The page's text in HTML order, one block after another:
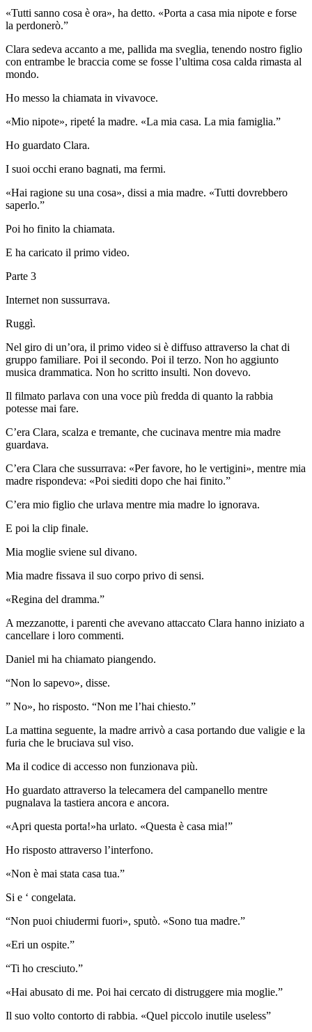
«Tutti sanno cosa è ora», ha detto. «Porta a casa mia nipote e forse
la perdonerò.”
Clara sedeva accanto a me, pallida ma sveglia, tenendo nostro figlio
con entrambe le braccia come se fosse l’ultima cosa calda rimasta al
mondo.
Ho messo la chiamata in vivavoce.
«Mio nipote», ripeté la madre. «La mia casa. La mia famiglia.”
Ho guardato Clara.
I suoi occhi erano bagnati, ma fermi.
«Hai ragione su una cosa», dissi a mia madre. «Tutti dovrebbero
saperlo.”
Poi ho finito la chiamata.
E ha caricato il primo video.
Parte 3
Internet non sussurrava.
Ruggì.
Nel giro di un’ora, il primo video si è diffuso attraverso la chat di
gruppo familiare. Poi il secondo. Poi il terzo. Non ho aggiunto
musica drammatica. Non ho scritto insulti. Non dovevo.
Il filmato parlava con una voce più fredda di quanto la rabbia
potesse mai fare.
C’era Clara, scalza e tremante, che cucinava mentre mia madre
guardava.
C’era Clara che sussurrava: «Per favore, ho le vertigini», mentre mia
madre rispondeva: «Poi siediti dopo che hai finito.”
C’era mio figlio che urlava mentre mia madre lo ignorava.
E poi la clip finale.
Mia moglie sviene sul divano.
Mia madre fissava il suo corpo privo di sensi.
«Regina del dramma.”
A mezzanotte, i parenti che avevano attaccato Clara hanno iniziato a
cancellare i loro commenti.
Daniel mi ha chiamato piangendo.
“Non lo sapevo», disse.
” No», ho risposto. “Non me l’hai chiesto.”
La mattina seguente, la madre arrivò a casa portando due valigie e la
furia che le bruciava sul viso.
Ma il codice di accesso non funzionava più.
Ho guardato attraverso la telecamera del campanello mentre
pugnalava la tastiera ancora e ancora.
«Apri questa porta!»ha urlato. «Questa è casa mia!”
Ho risposto attraverso l’interfono.
«Non è mai stata casa tua.”
Si e ‘ congelata.
“Non puoi chiudermi fuori», sputò. «Sono tua madre.”
«Eri un ospite.”
“Ti ho cresciuto.”
«Hai abusato di me. Poi hai cercato di distruggere mia moglie.”
Il suo volto contorto di rabbia. «Quel piccolo inutile useless”